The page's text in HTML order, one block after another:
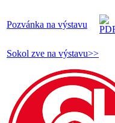
Pozvánka na výstavu
Sokol zve na výstavu>>